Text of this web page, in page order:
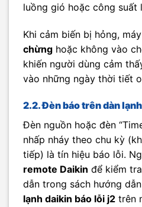
luồng gió hoặc công suất
Khi cảm biến bị hỏng,
chừng hoặc không vào
khiến người dùng cảm
vào những ngày thời tiết
2.2. Đèn báo trên dàn
Đèn nguồn hoặc đèn
nhấp nháy theo chu kỳ
tiếp) là tín hiệu báo lỗi.
remote Daikin để kiểm
dẫn trong sách hướng
lạnh daikin báo lỗi j2 trên